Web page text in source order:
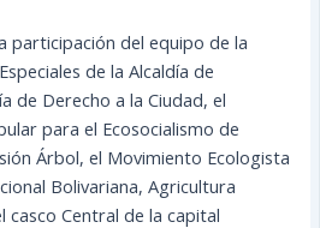
participación del equipo de la
de la Alcaldía de
de Derecho a la Ciudad, el
para el Ecosocialismo de
Árbol, el Movimiento Ecologista
Bolivariana, Agricultura
casco Central de la capital